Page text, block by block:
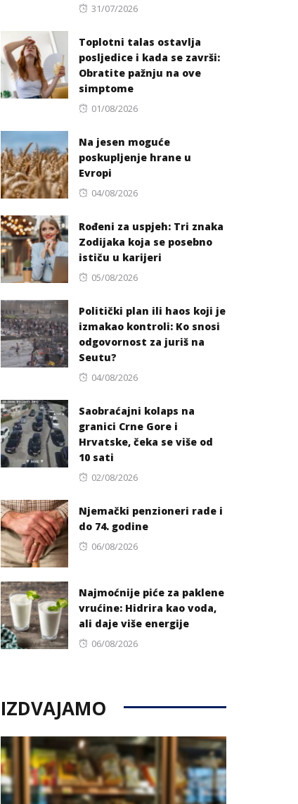
Posted
31/07/2026
Toplotni talas ostavlja
posljedice i kada se završi:
Obratite pažnju na ove
simptome
Posted
01/08/2026
Na jesen moguće
poskupljenje hrane u
Evropi
Posted
04/08/2026
Rođeni za uspjeh: Tri znaka
Zodijaka koja se posebno
ističu u karijeri
Posted
05/08/2026
Politički plan ili haos koji je
izmakao kontroli: Ko snosi
odgovornost za juriš na
Seutu?
Posted
04/08/2026
Saobraćajni kolaps na
granici Crne Gore i
Hrvatske, čeka se više od
10 sati
Posted
02/08/2026
Njemački penzioneri rade i
do 74. godine
Posted
06/08/2026
Najmoćnije piće za paklene
vrućine: Hidrira kao voda,
ali daje više energije
Posted
06/08/2026
IZDVAJAMO